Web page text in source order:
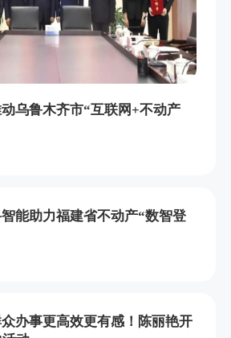
乌鲁木齐市“互联网+不动产
能助力福建省不动产“数智登
办事更高效更有感！陈丽艳开